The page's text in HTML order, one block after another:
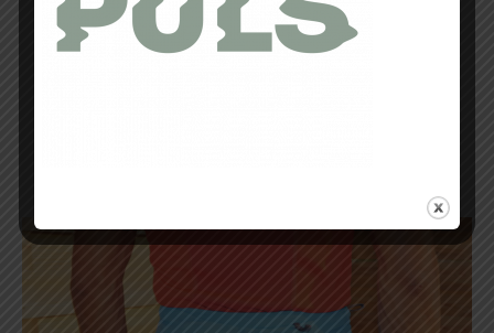
avec la personne qui la porte pour
plaquer les objets au plus près de cette
dernière.